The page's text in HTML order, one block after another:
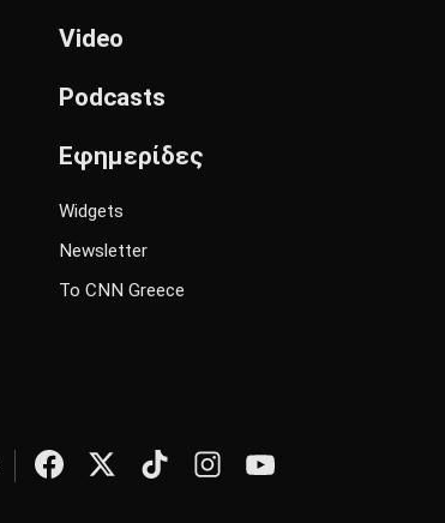
Video
Podcasts
Εφημερίδες
Widgets
Newsletter
Το CNN Greece